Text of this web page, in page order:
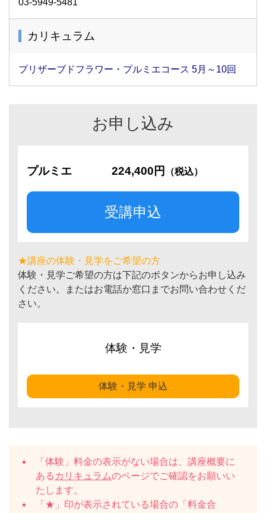
03-5949-5481
カリキュラム
プリザーブドフラワー・プルミエコース 5月～10回
お申し込み
プルミエ 224,400円 （税込）
受講申込
★講座の体験・見学をご希望の方
体験・見学ご希望の方は下記のボタンからお申し込み
ください。またはお電話か窓口までお問い合わせくだ
さい。
体験・見学
体験・見学 申込
「体験」料金の表示がない場合は、講座概要に
ある カリキュラムのページでご確認をお願いい
たします。
「★」印が表示されている場合の「料金合